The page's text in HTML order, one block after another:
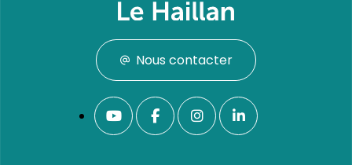
Nous contacter